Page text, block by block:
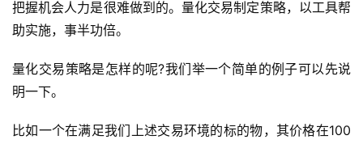
把握机会人力是很难做到的。量化交易制定策略，以工具帮
助实施，事半功倍。
量化交易策略是怎样的呢?我们举一个简单的例子可以先说
明一下。
比如一个在满足我们上述交易环境的标的物，其价格在100